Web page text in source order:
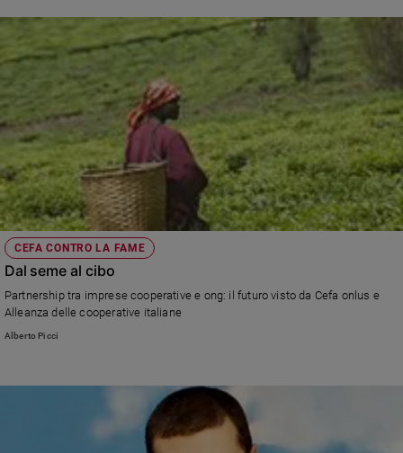
CEFA CONTRO LA FAME
Dal seme al cibo
Partnership tra imprese cooperative e ong: il futuro visto da Cefa onlus e
Alleanza delle cooperative italiane
Alberto Picci